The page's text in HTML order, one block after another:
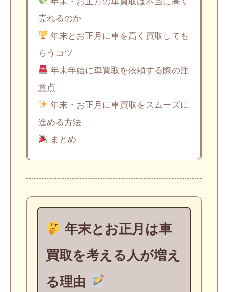
売れるのか
年末とお正月に車を高く買取しても
らうコツ
年末年始に車買取を依頼する際の注
意点
年末・お正月に車買取をスムーズに
進める方法
まとめ
年末とお正月は車
買取を考える人が増え
る理由